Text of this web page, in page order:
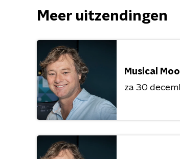
Meer uitzendingen
Musical
za 30